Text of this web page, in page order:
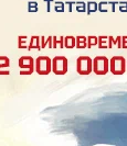
каждый
в
А в